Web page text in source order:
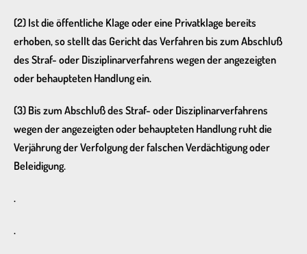
(2) Ist die öffentliche Klage oder eine Privatklage bereits
erhoben, so stellt das Gericht das Verfahren bis zum Abschluß
des Straf- oder Disziplinarverfahrens wegen der angezeigten
oder behaupteten Handlung ein.
(3) Bis zum Abschluß des Straf- oder Disziplinarverfahrens
wegen der angezeigten oder behaupteten Handlung ruht die
Verjährung der Verfolgung der falschen Verdächtigung oder
Beleidigung.
.
.